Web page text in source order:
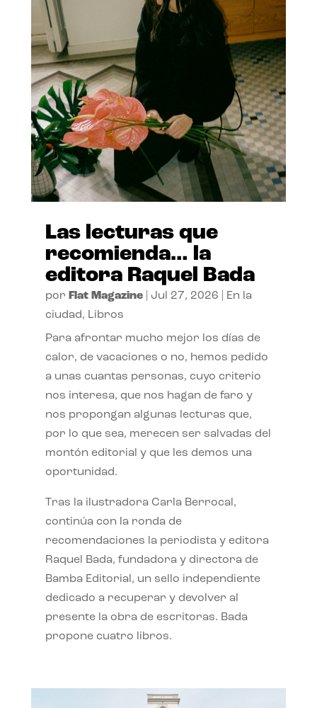
Las lecturas que
recomienda… la
editora Raquel Bada
por Flat Magazine| Jul 27, 2026
En la
ciudad, Libros
Para afrontar mucho mejor los días de
calor, de vacaciones o no, hemos pedido
a unas cuantas personas, cuyo criterio
nos interesa, que nos hagan de faro y
nos propongan algunas lecturas que,
por lo que sea, merecen ser salvadas del
montón editorial y que les demos una
oportunidad.
Tras la ilustradora Carla Berrocal,
continúa con la ronda de
recomendaciones la periodista y editora
Raquel Bada, fundadora y directora de
Bamba Editorial, un sello independiente
dedicado a recuperar y devolver al
presente la obra de escritoras. Bada
propone cuatro libros.